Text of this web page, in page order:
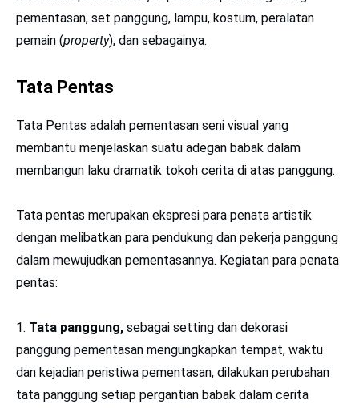
pementasan, set panggung, lampu, kostum, peralatan
pemain (property), dan sebagainya.
Tata Pentas
Tata Pentas adalah pementasan seni visual yang
membantu menjelaskan suatu adegan babak dalam
membangun laku dramatik tokoh cerita di atas panggung.
Tata pentas merupakan ekspresi para penata artistik
dengan melibatkan para pendukung dan pekerja panggung
dalam mewujudkan pementasannya. Kegiatan para penata
pentas:
Tata panggung, sebagai setting dan dekorasi
panggung pementasan mengungkapkan tempat, waktu
dan kejadian peristiwa pementasan, dilakukan perubahan
tata panggung setiap pergantian babak dalam cerita